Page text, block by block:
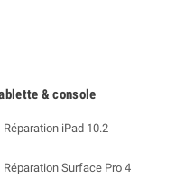
& console
Réparation iPad 10.2
Réparation Surface Pro 4